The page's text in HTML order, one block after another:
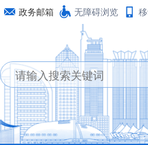
政务邮箱 无障碍浏览